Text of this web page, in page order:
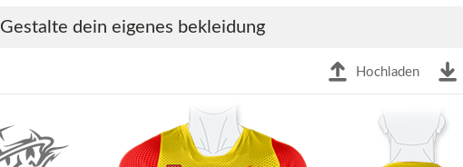
Gestalte dein eigenes bekleidung
Hochladen